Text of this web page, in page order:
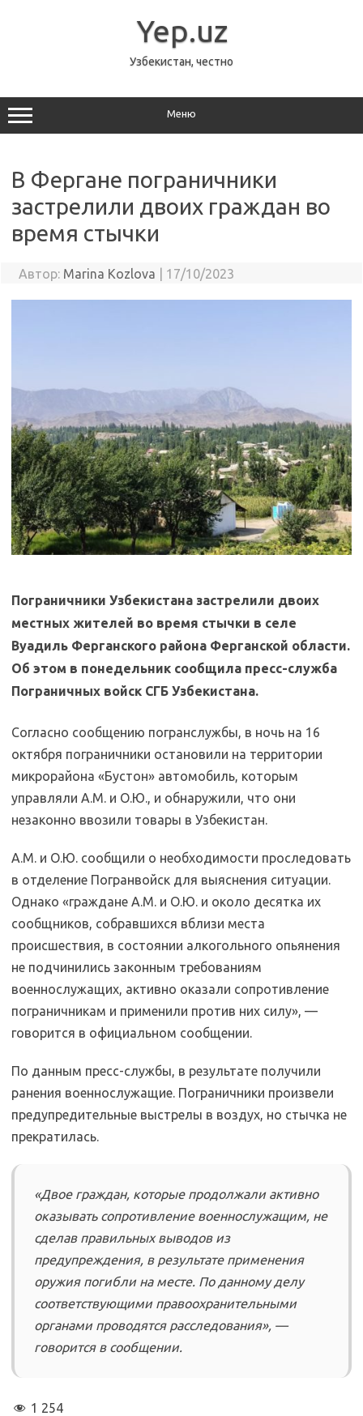
Yep.uz
Узбекистан, честно
Меню
В Фергане пограничники
застрелили двоих граждан во
время стычки
Автор: Marina Kozlova 17/10/2023
Пограничники Узбекистана застрелили двоих
местных жителей во время стычки в селе
Вуадиль Ферганского района Ферганской области.
Об этом в понедельник сообщила пресс-служба
Пограничных войск СГБ Узбекистана.
Согласно сообщению погранслужбы, в ночь на 16
октября пограничники остановили на территории
микрорайона «Бустон» автомобиль, которым
управляли А.М. и О.Ю., и обнаружили, что они
незаконно ввозили товары в Узбекистан.
А.М. и О.Ю. сообщили о необходимости проследовать
в отделение Погранвойск для выяснения ситуации.
Однако «граждане А.М. и О.Ю. и около десятка их
сообщников, собравшихся вблизи места
происшествия, в состоянии алкогольного опьянения
не подчинились законным требованиям
военнослужащих, активно оказали сопротивление
пограничникам и применили против них силу», —
говорится в официальном сообщении.
По данным пресс-службы, в результате получили
ранения военнослужащие. Пограничники произвели
предупредительные выстрелы в воздух, но стычка не
прекратилась.
«Двое граждан, которые продолжали активно
оказывать сопротивление военнослужащим, не
сделав правильных выводов из
предупреждения, в результате применения
оружия погибли на месте. По данному делу
соответствующими правоохранительными
органами проводятся расследования», —
говорится в сообщении.
1 254